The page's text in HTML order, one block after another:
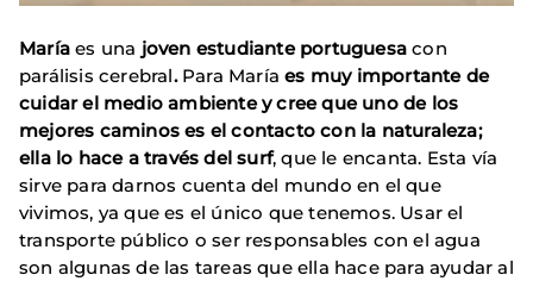
Maríaes una joven estudiante portuguesacon
parálisis cerebral. Para Maríaes muy importante de
cuidar el medio ambiente y cree que uno de los
mejores caminos es el contacto con la naturaleza;
ella lo hace a través del surf, que le encanta. Esta vía
sirve para darnos cuenta del mundo en el que
vivimos, ya que es el único que tenemos. Usar el
transporte público o ser responsables con el agua
son algunas de las tareas que ella hace para ayudar al